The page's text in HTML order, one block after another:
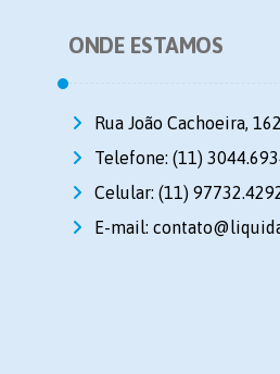
ONDE ESTAMOS
Rua João Cachoeira,
Telefone: (11)
Celular: (11)
E-mail: